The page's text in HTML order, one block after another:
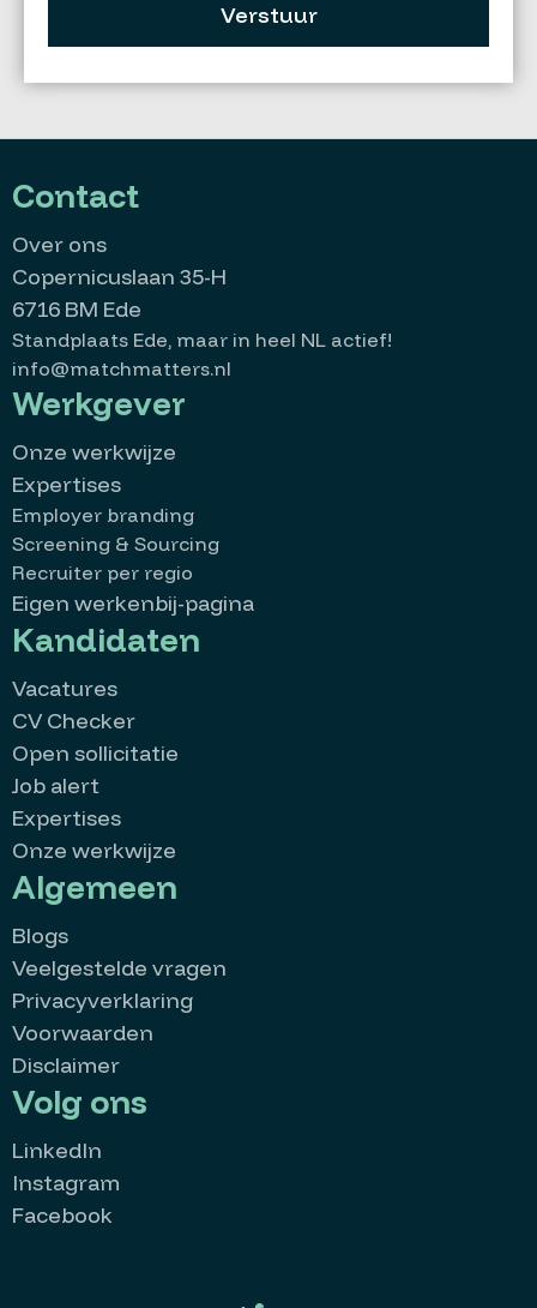
Verstuur
Contact
Over ons
Copernicuslaan 35-H
6716 BM Ede
Standplaats Ede, maar in heel NL actief!
info@matchmatters.nl
Werkgever
Onze werkwijze
Expertises
Employer branding
Screening & Sourcing
Recruiter per regio
Eigen werkenbij-pagina
Kandidaten
Vacatures
CV Checker
Open sollicitatie
Job alert
Expertises
Onze werkwijze
Algemeen
Blogs
Veelgestelde vragen
Privacyverklaring
Voorwaarden
Disclaimer
Volg ons
LinkedIn
Instagram
Facebook